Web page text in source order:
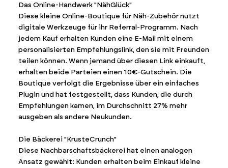
Das Online-Handwerk "NähGlück"
Diese kleine Online-Boutique für Näh-Zubehör nutzt
digitale Werkzeuge für ihr Referral-Programm. Nach
jedem Kauf erhalten Kunden eine E-Mail mit einem
personalisierten Empfehlungslink, den sie mit Freunden
teilen können. Wenn jemand über diesen Link einkauft,
erhalten beide Parteien einen 10€-Gutschein. Die
Boutique verfolgt die Ergebnisse über ein einfaches
Plugin und hat festgestellt, dass Kunden, die durch
Empfehlungen kamen, im Durchschnitt 27% mehr
ausgeben als andere Neukunden.
Die Bäckerei "KrusteCrunch"
Diese Nachbarschaftsbäckerei hat einen analogen
Ansatz gewählt: Kunden erhalten beim Einkauf kleine